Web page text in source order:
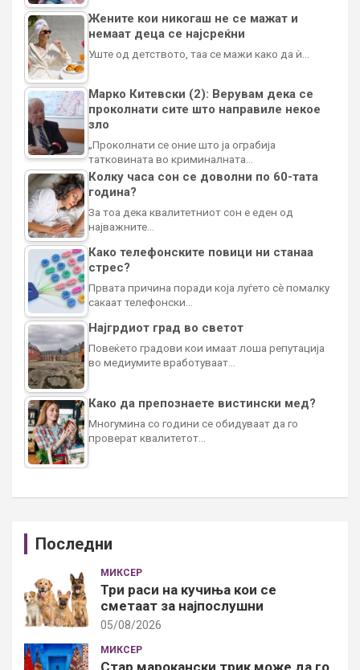
Жените кои никогаш не се мажат и
немаат деца се најсреќни
Уште од детството, таа се мажи како да ѝ…
Марко Китевски (2): Верувам дека се
проколнати сите што направиле некое
зло
„Проколнати се оние што ја ограбија
татковината во криминалната…
Колку часа сон се доволни по 60-тата
година?
За тоа дека квалитетниот сон е еден од
најважните…
Како телефонските повици ни станаа
стрес?
Првата причина поради која луѓето сè помалку
сакаат телефонски…
Најгрдиот град во светот
Повеќето градови кои имаат лоша репутација
во медиумите вработуваат…
Како да препознаете вистински мед?
Многумина со години се обидуваат да го
проверат квалитетот…
Последни
МИКСЕР
Три раси на кучиња кои се
сметаат за најпослушни
05/08/2026
МИКСЕР
Стар марокански трик може да го